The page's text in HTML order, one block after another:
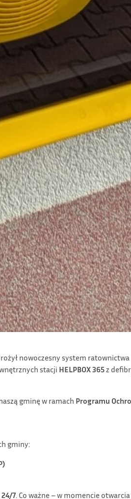
nowoczesny system ratownictwa
stacji HELPBOX 365z
gminę w ramach Programu
gminy:
7. Co ważne – w momencie